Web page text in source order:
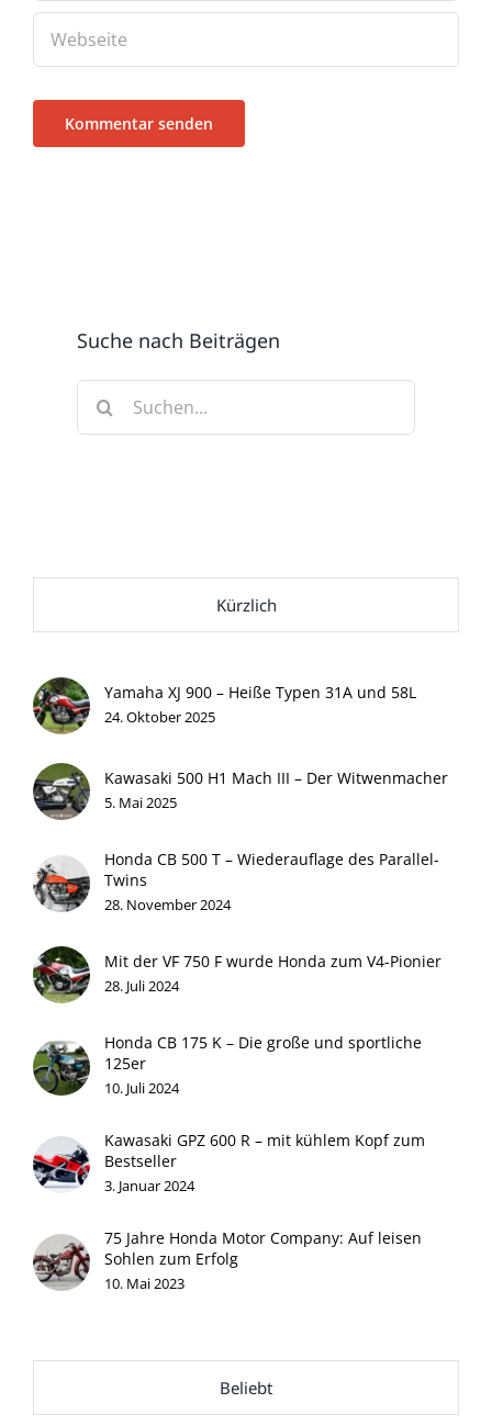
Suche nach Beiträgen
nach:
Kürzlich
Yamaha XJ 900 – Heiße Typen 31A und 58L
24. Oktober 2025
Kawasaki 500 H1 Mach III – Der Witwenmacher
5. Mai 2025
Honda CB 500 T – Wiederauflage des Parallel-
Twins
28. November 2024
Mit der VF 750 F wurde Honda zum V4-Pionier
28. Juli 2024
Honda CB 175 K – Die große und sportliche
125er
10. Juli 2024
Kawasaki GPZ 600 R – mit kühlem Kopf zum
Bestseller
3. Januar 2024
75 Jahre Honda Motor Company: Auf leisen
Sohlen zum Erfolg
10. Mai 2023
Beliebt